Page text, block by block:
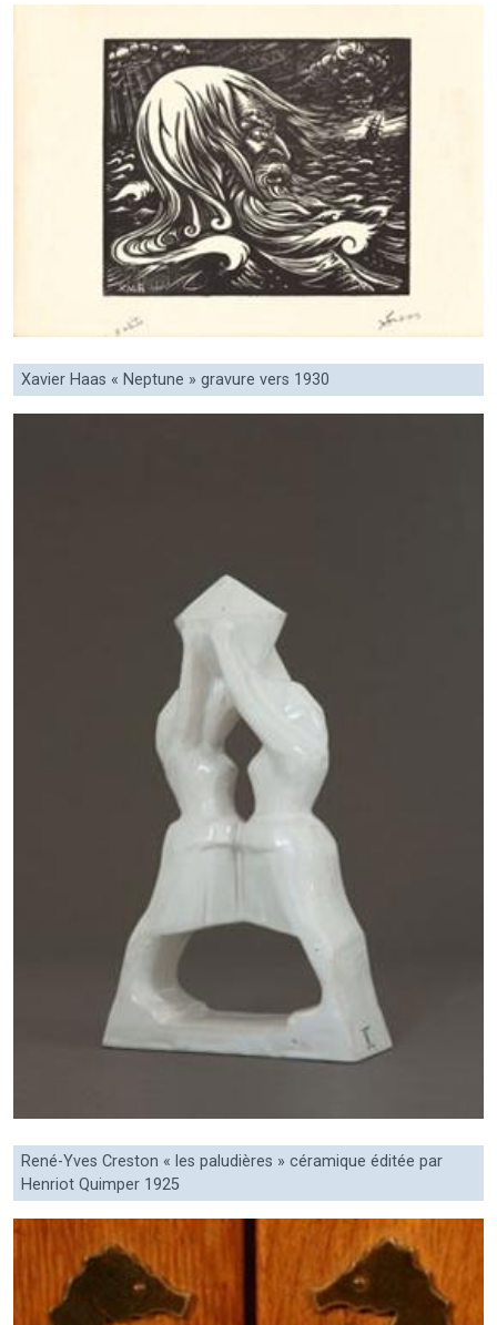
Xavier Haas « Neptune » gravure vers 1930
René-Yves Creston « les paludières » céramique éditée par
Henriot Quimper 1925